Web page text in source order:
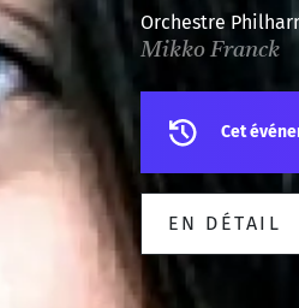
Orchestre
Mikko Franck
Cet
EN DÉTAIL